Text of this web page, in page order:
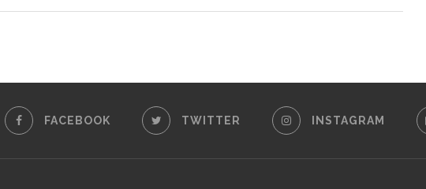
FACEBOOK TWITTER INSTAGRAM